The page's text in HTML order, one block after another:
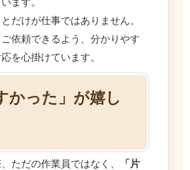
だけが仕事ではありません。
依頼できるよう、分かりやす
を心掛けています。
かった」が嬉し
ただの作業員ではなく、
「片